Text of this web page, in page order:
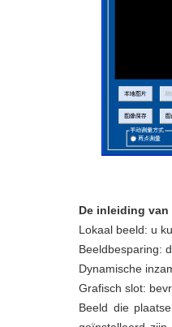
De inleiding
Lokaal beeld: u
Beeldbesparing:
Dynamische
Grafisch slot:
Beeld die